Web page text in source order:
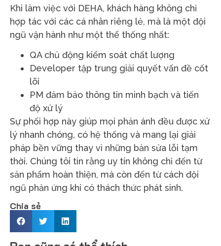
Khi làm việc với DEHA, khách hàng không chỉ
hợp tác với các cá nhân riêng lẻ, mà là một đội
ngũ vận hành như một thể thống nhất:
QA chủ động kiểm soát chất lượng
Developer tập trung giải quyết vấn đề cốt
lõi
PM đảm bảo thông tin minh bạch và tiến
độ xử lý
Sự phối hợp này giúp mọi phản ánh đều được xử
lý nhanh chóng, có hệ thống và mang lại giải
pháp bền vững thay vì những bản sửa lỗi tạm
thời. Chúng tôi tin rằng uy tín không chỉ đến từ
sản phẩm hoàn thiện, mà còn đến từ cách đội
ngũ phản ứng khi có thách thức phát sinh.
Chia sẻ